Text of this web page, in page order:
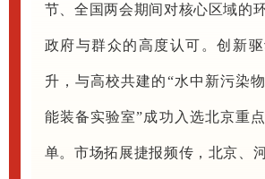
节、全国两会期间对核心区域的
政府与群众的高度认可。创新
升，与高校共建的“水中新污染
能装备实验室”成功入选北京重
单。市场拓展捷报频传，北京、